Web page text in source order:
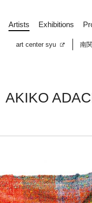
Artists Exhibitions
art center syu 南
AKIKO